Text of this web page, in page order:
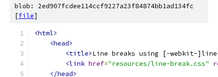
blob: 2ed907fcdee114ccf9227a23f84874bb1ad134fc
[file]
<html>
<head>
<title>Line breaks using [-webkit-
<link href="resources/line-break.css"
</head>